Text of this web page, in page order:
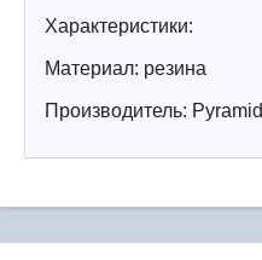
Характеристики:
Материал: резина
Производитель: Pyramid